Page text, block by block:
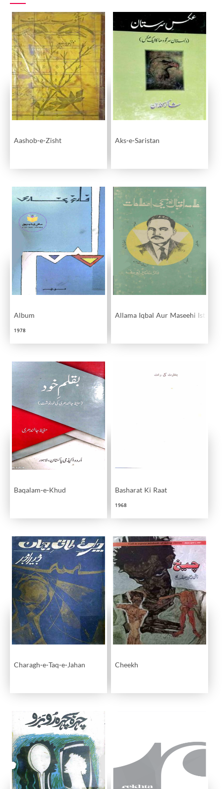
Aashob-e-Zisht Aks-e-Saristan
Album
1978
Allama Iqbal Aur Maseehi Istilahat
Baqalam-e-Khud Basharat Ki Raat
1968
Charagh-e-Taq-e-Jahan Cheekh